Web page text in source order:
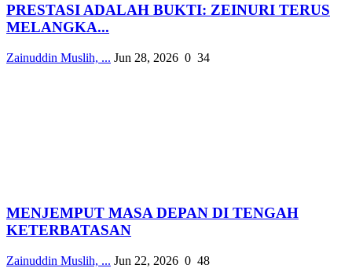
PRESTASI ADALAH BUKTI: ZEINURI TERUS
MELANGKA...
Zainuddin Muslih, ... Jun 28, 2026 0 34
MENJEMPUT MASA DEPAN DI TENGAH
KETERBATASAN
Zainuddin Muslih, ... Jun 22, 2026 0 48